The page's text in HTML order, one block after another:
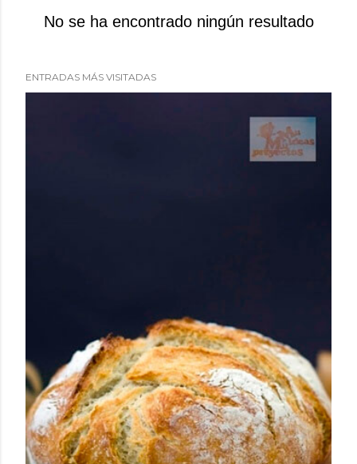
sabroso, con ese toque tostado y crujiente que tanto nos
satisface. Estas alubias crujientes al horno van a cambiar
copiosos de invierno. Con esta receta simple pero
humilde como la alubia de La Bañeza en un snack ligero,
dorado, cargado de proteína y 100% natural. Es el
No se ha encontrado ningún resultado
ENTRADAS MÁS VISITADAS